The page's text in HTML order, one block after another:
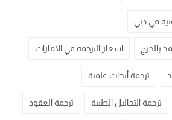
في دبي
بالخرج اسعار الترجمة في الامارات
ترجمة أبحاث علمية
ترجمة التحاليل الطبية ترجمة العقود